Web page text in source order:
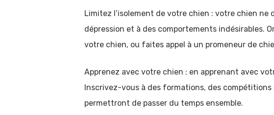
Limitez l’isolement de votre chien : votre chien ne
dépression et à des comportements indésirables.
votre chien, ou faites appel à un promeneur de
Apprenez avec votre chien : en apprenant avec
Inscrivez-vous à des formations, des
permettront de passer du temps ensemble.